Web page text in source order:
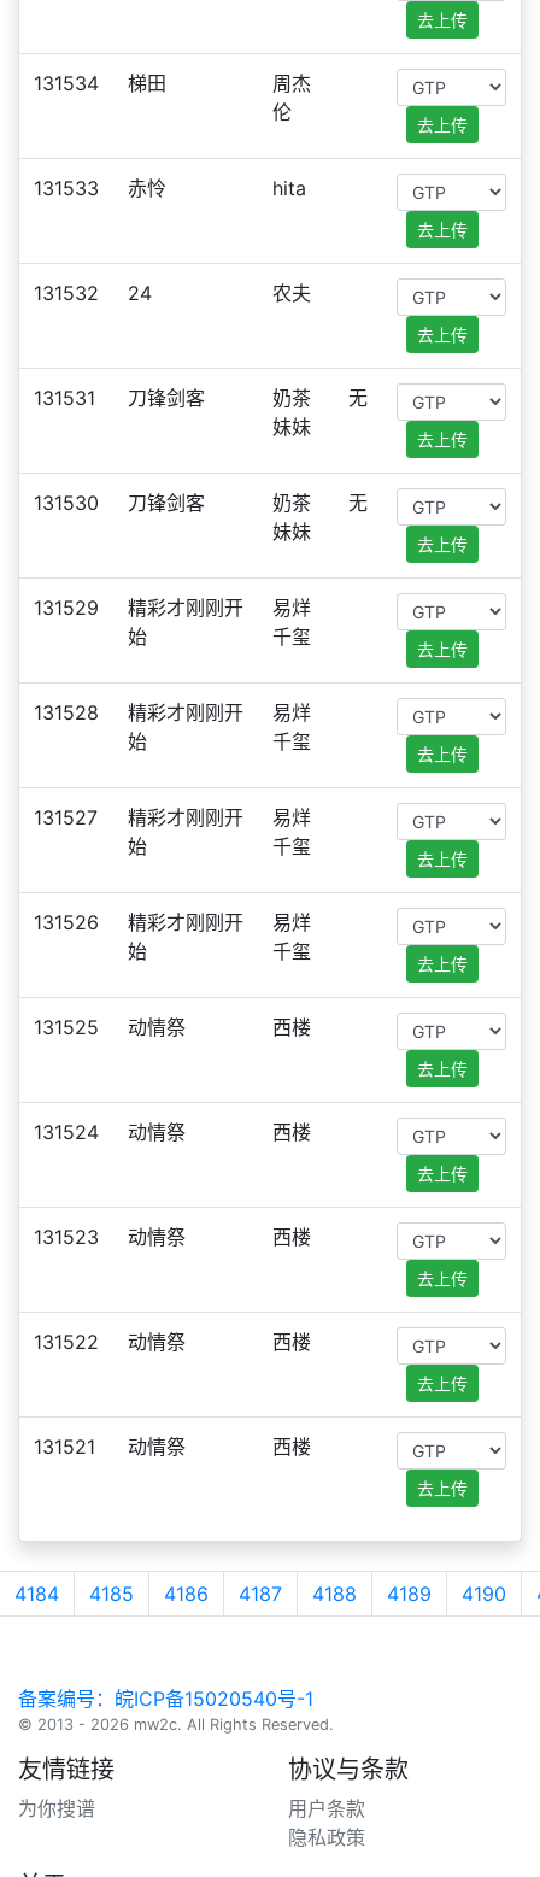
去上传
131534 梯田
周杰
伦
去上传
131533 赤怜 hita
去上传
131532 24 农夫
去上传
131531 刀锋剑客
奶茶
妹妹
无
去上传
131530 刀锋剑客
奶茶
妹妹
无
去上传
131529
精彩才刚刚开
始
易烊
千玺
去上传
131528
精彩才刚刚开
始
易烊
千玺
去上传
131527
精彩才刚刚开
始
易烊
千玺
去上传
131526
精彩才刚刚开
始
易烊
千玺
去上传
131525 动情祭 西楼
去上传
131524 动情祭 西楼
去上传
131523 动情祭 西楼
去上传
131522 动情祭 西楼
去上传
131521 动情祭 西楼
去上传
4184 4185 4186 4187 4188 4189 4190
备案编号：皖ICP备15020540号-1
© 2013 - 2026 mw2c. All Rights Reserved.
友情链接
为你搜谱
协议与条款
用户条款
隐私政策